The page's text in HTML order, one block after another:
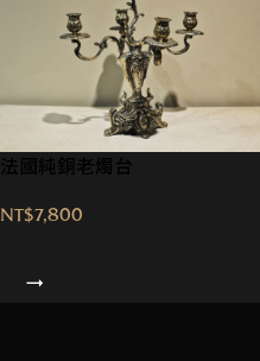
法國純銅老燭台
NT$7,800
→